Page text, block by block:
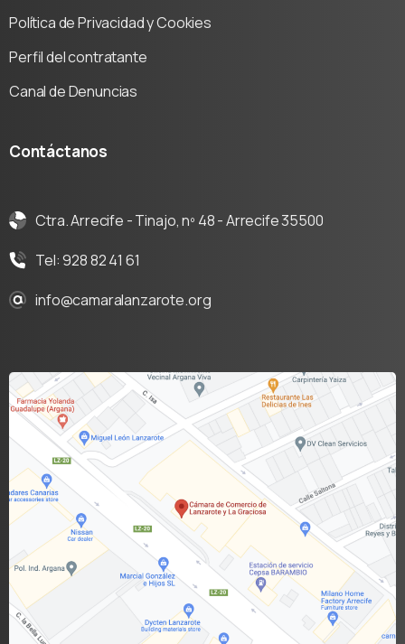
Política de Privacidad y Cookies
Perfil del contratante
Canal de Denuncias
Contáctanos
Ctra. Arrecife - Tinajo, nº 48 - Arrecife 35500
Tel: 928 82 41 61
info@camaralanzarote.org